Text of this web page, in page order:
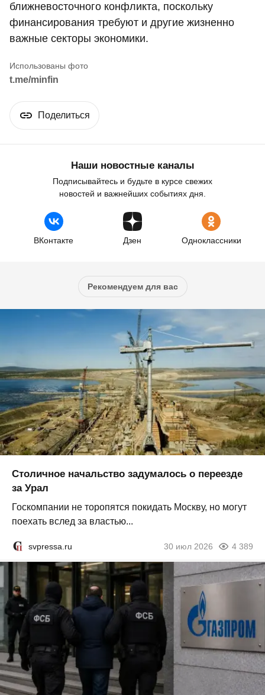
ближневосточного конфликта, поскольку
финансирования требуют и другие жизненно
важные секторы экономики.
t.me/minfin
Поделиться
Наши новостные каналы
Подписывайтесь и будьте в курсе свежих
новостей и важнейших событиях дня.
ВКонтакте Дзен Одноклассники
Рекомендуем для вас
Столичное начальство задумалось о переезде
за Урал
Госкомпании не торопятся покидать Москву, но могут
поехать вслед за властью...
svpressa.ru 30 июл 2026 4 389